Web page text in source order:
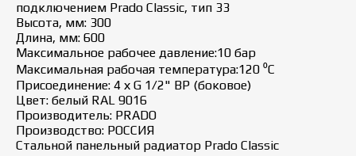
подключением Prado Classic, тип 33
Высота, мм: 300
Длина, мм: 600
Максимальное рабочее давление:10 бар
Максимальная рабочая температура:120 ⁰С
Присоединение: 4 х G 1/2" ВР (боковое)
Цвет: белый RAL 9016
Производитель: PRADO
Производство: РОССИЯ
Стальной панельный радиатор Prado Classic